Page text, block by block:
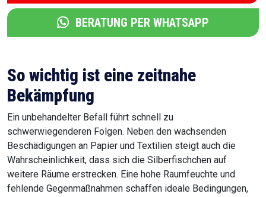
BERATUNG PER WHATSAPP
So wichtig ist eine zeitnahe
Bekämpfung
Ein unbehandelter Befall führt schnell zu
schwerwiegenderen Folgen. Neben den wachsenden
Beschädigungen an Papier und Textilien steigt auch die
Wahrscheinlichkeit, dass sich die Silberfischchen auf
weitere Räume erstrecken. Eine hohe Raumfeuchte und
fehlende Gegenmaßnahmen schaffen ideale Bedingungen,